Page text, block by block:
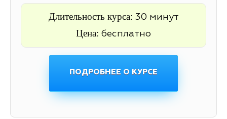
Длительность курса: 30 минут
Цена: бесплатно
ПОДРОБНЕЕ О КУРСЕ